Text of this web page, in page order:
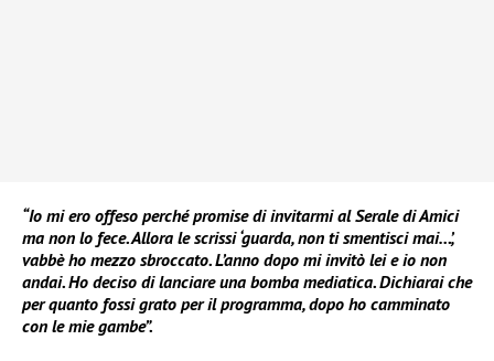
“Io mi ero offeso perché promise di invitarmi al Serale di Amici
ma non lo fece. Allora le scrissi ‘guarda, non ti smentisci mai…’,
vabbè ho mezzo sbroccato. L’anno dopo mi invitò lei e io non
andai. Ho deciso di lanciare una bomba mediatica. Dichiarai che
per quanto fossi grato per il programma, dopo ho camminato
con le mie gambe”.